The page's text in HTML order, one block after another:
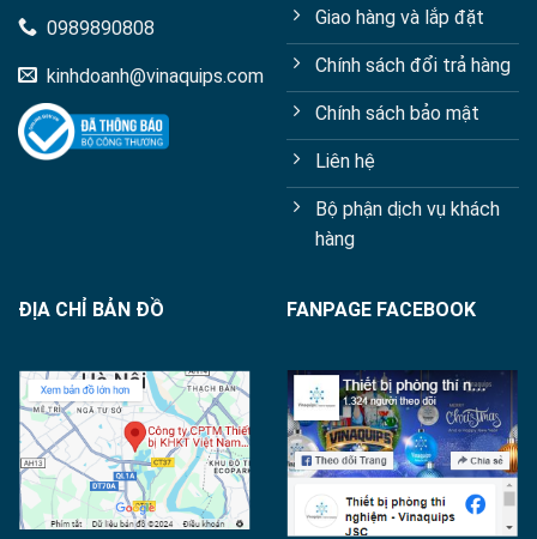
0989890808
kinhdoanh@vinaquips.com
Giao hàng và lắp đặt
Chính sách đổi trả hàng
Chính sách bảo mật
Liên hệ
Bộ phận dịch vụ khách
hàng
ĐỊA CHỈ BẢN ĐỒ FANPAGE FACEBOOK